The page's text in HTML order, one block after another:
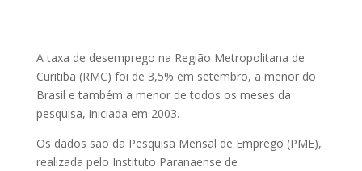
A taxa de desemprego na Região Metropolitana de
Curitiba (RMC) foi de 3,5% em setembro, a menor do
Brasil e também a menor de todos os meses da
pesquisa, iniciada em 2003.
Os dados são da Pesquisa Mensal de Emprego (PME),
realizada pelo Instituto Paranaense de